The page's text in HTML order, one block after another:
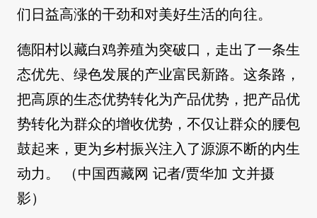
们日益高涨的干劲和对美好生活的向往。
德阳村以藏白鸡养殖为突破口，走出了一条生
态优先、绿色发展的产业富民新路。这条路，
把高原的生态优势转化为产品优势，把产品优
势转化为群众的增收优势，不仅让群众的腰包
鼓起来，更为乡村振兴注入了源源不断的内生
动力。 （中国西藏网 记者/贾华加 文并摄
影）